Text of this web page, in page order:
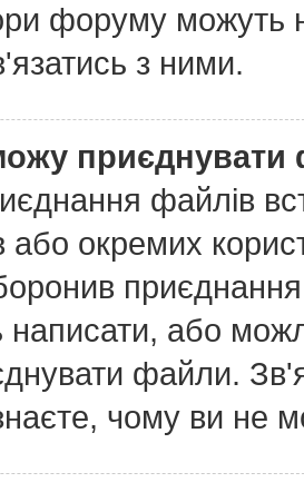
форуму можуть
з ними.
приєднувати
файлів
або окремих
написати, або
файли.
чому ви не